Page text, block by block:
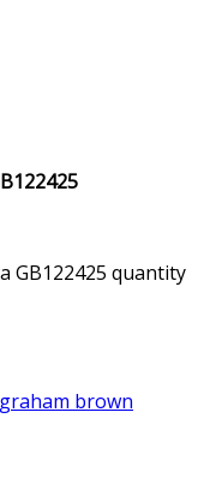
GB122425 quantity
graham brown